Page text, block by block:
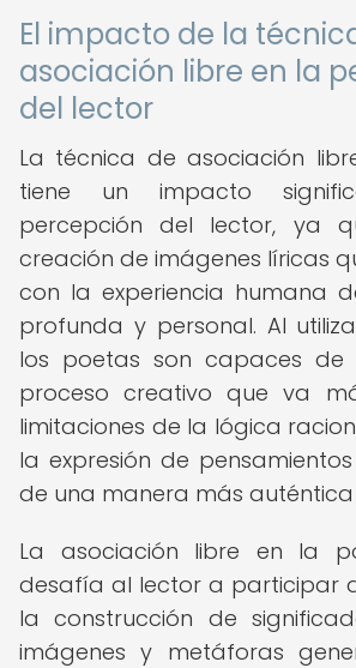
El impacto de la
asociación libre en la
del lector
La técnica de asociación
tiene un impacto
percepción del lector, ya
creación de imágenes líricas
con la experiencia humana
profunda y personal. Al
los poetas son capaces
proceso creativo que va
limitaciones de la lógica
la expresión de
de una manera más auténtica
La asociación libre en la
desafía al lector a participar
la construcción de
imágenes y metáforas